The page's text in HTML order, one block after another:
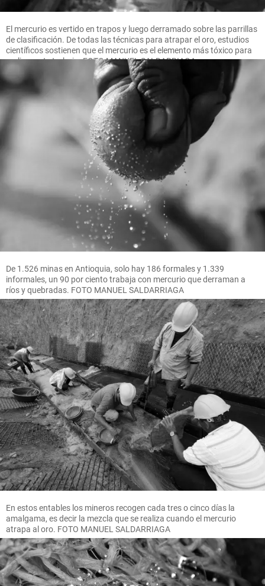
El mercurio es vertido en trapos y luego derramado sobre las parrillas
de clasificación. De todas las técnicas para atrapar el oro, estudios
científicos sostienen que el mercurio es el elemento más tóxico para
realizar este trabajo. FOTO MANUEL SALDARRIAGA
De 1.526 minas en Antioquia, solo hay 186 formales y 1.339
informales, un 90 por ciento trabaja con mercurio que derraman a
ríos y quebradas. FOTO MANUEL SALDARRIAGA
En estos entables los mineros recogen cada tres o cinco días la
amalgama, es decir la mezcla que se realiza cuando el mercurio
atrapa al oro. FOTO MANUEL SALDARRIAGA